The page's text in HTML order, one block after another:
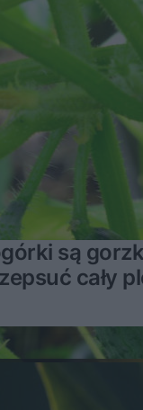
Piwnica – potrzebna czy zbędna? MUROWANE STARCIE
są
cały